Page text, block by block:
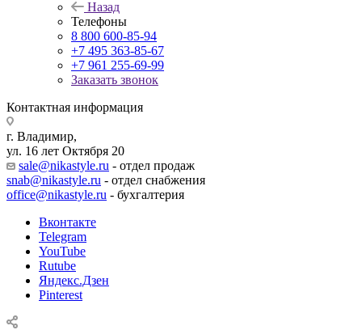
Назад
Телефоны
8 800 600-85-94
+7 495 363-85-67
+7 961 255-69-99
Заказать звонок
Контактная информация
г. Владимир,
ул. 16 лет Октября 20
sale@nikastyle.ru - отдел продаж
snab@nikastyle.ru - отдел снабжения
office@nikastyle.ru - бухгалтерия
Вконтакте
Telegram
YouTube
Rutube
Яндекс.Дзен
Pinterest